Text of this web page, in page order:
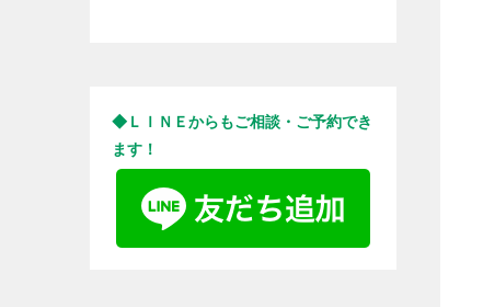
◆ＬＩＮＥからもご相談・ご予約でき
ます！